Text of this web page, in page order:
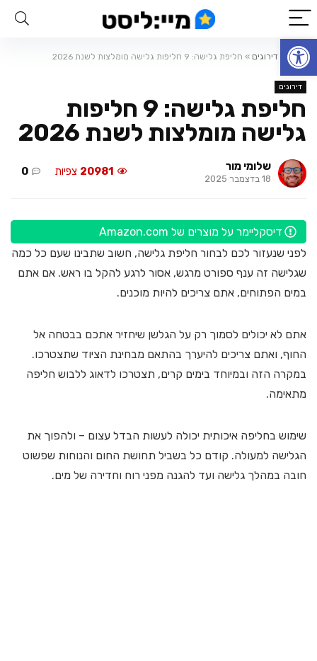
פתח סרגל נגישות
ראשי דירוגים » חליפת גלישה: 9 חליפות גלישה מומלצות לשנת 2026
דירוגים
חליפת גלישה: 9 חליפות
גלישה מומלצות לשנת 2026
שלומי מור
18 בדצמבר 2025
20981 צפיות 0
דיסקליימר על מוצרים של Amazon.com
לפני שנעזור לכם לבחור חליפת גלישה, חשוב שתבינו שעם כל כמה
שגלישה זה ענף ספורט מרגש, אסור לרגע להקל בו ראש. אם אתם
במים הפתוחים, אתם צריכים להיות מוכנים.
אתם לא יכולים לסמוך רק על הגלשן שיחזיר אתכם בבטחה אל
החוף, ואתם צריכים להיערך בהתאם מבחינת הציוד שתצטרכו.
במקרה הזה ובמיוחד בימים קרים, תצטרכו לדאוג ללבוש חליפה
מתאימה.
שימוש בחליפה איכותית יכולה לעשות הבדל עצום – ולהפוך את
הגלישה למעולה. קודם כל בשביל תחושת החום והנוחות שפשוט
חובה במהלך גלישה ועד להגנה מפני רוח וחדירה של מים.